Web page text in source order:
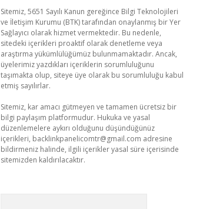
Sitemiz, 5651 Sayılı Kanun gereğince Bilgi Teknolojileri
ve İletişim Kurumu (BTK) tarafından onaylanmış bir Yer
Sağlayıcı olarak hizmet vermektedir. Bu nedenle,
sitedeki içerikleri proaktif olarak denetleme veya
araştırma yükümlülüğümüz bulunmamaktadır. Ancak,
üyelerimiz yazdıkları içeriklerin sorumluluğunu
taşımakta olup, siteye üye olarak bu sorumluluğu kabul
etmiş sayılırlar.
Sitemiz, kar amacı gütmeyen ve tamamen ücretsiz bir
bilgi paylaşım platformudur. Hukuka ve yasal
düzenlemelere aykırı olduğunu düşündüğünüz
içerikleri, backlinkpanelicomtr@gmail.com adresine
bildirmeniz halinde, ilgili içerikler yasal süre içerisinde
sitemizden kaldırılacaktır.